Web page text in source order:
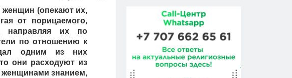
(опекают их,
от порицаемого,
направляя их по
по отношению к
одним из них
они расходуют из
женщинами знанием,